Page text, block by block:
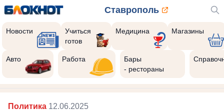
Ставрополь
Новости
Учиться
готов
Медицина Магазины
Авто Работа
Бары
- рестораны
Политика 12.06.2025